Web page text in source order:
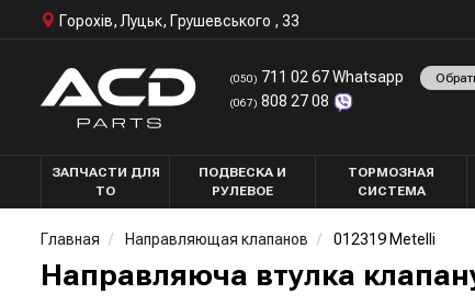
Горохів, Луцьк, Грушевського , 33
(050) 711 02 67 Whatsapp
(067) 808 27 08
ЗАПЧАСТИ ДЛЯ
ТО
ПОДВЕСКА И
РУЛЕВОЕ
ТОРМОЗНАЯ
СИСТЕМА
Главная Направляющая клапанов 012319 Metelli
Направляюча втулка